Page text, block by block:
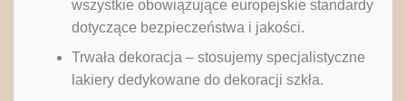
wszystkie obowiązujące europejskie standardy
dotyczące bezpieczeństwa i jakości.
Trwała dekoracja – stosujemy specjalistyczne
lakiery dedykowane do dekoracji szkła.